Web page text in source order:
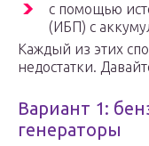
с помощью
(ИБП) с
Каждый из этих
недостатки.
Вариант 1:
генераторы